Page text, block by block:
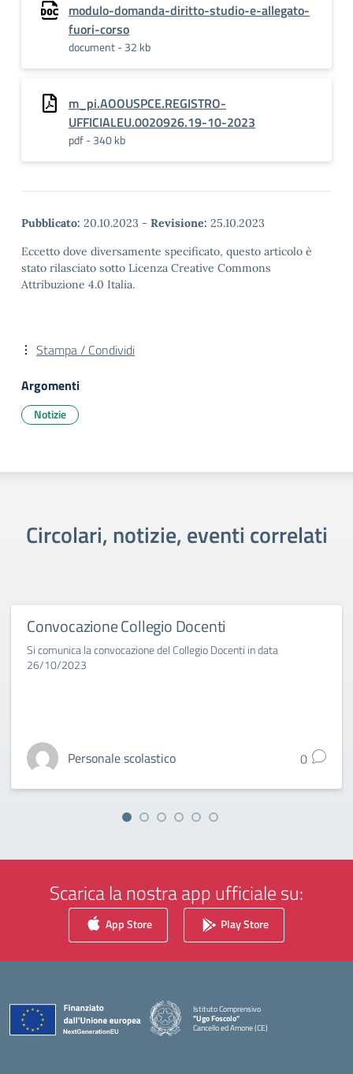
modulo-domanda-diritto-studio-e-allegato-
fuori-corso
document - 32 kb
m_pi.AOOUSPCE.REGISTRO-
UFFICIALEU.0020926.19-10-2023
pdf - 340 kb
Pubblicato: 20.10.2023 - Revisione: 25.10.2023
Eccetto dove diversamente specificato, questo articolo è
stato rilasciato sotto Licenza Creative Commons
Attribuzione 4.0 Italia.
Stampa / Condividi
Argomenti
Notizie
Circolari, notizie, eventi correlati
Convocazione Collegio Docenti
Si comunica la convocazione del Collegio Docenti in data
26/10/2023
Personale scolastico 0
Scarica la nostra app ufficiale su:
App Store Play Store
Istituto Comprensivo
"Ugo Foscolo"
Cancello ed Arnone (CE)